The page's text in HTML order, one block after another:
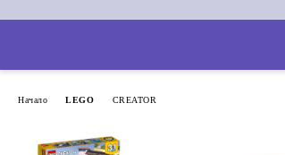
Начало LEGO CREATOR